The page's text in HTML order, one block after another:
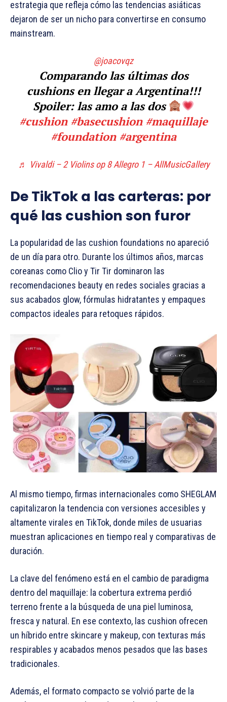
estrategia que refleja cómo las tendencias asiáticas
dejaron de ser un nicho para convertirse en consumo
mainstream.
@joacovqz
Comparando las últimas dos
cushions en llegar a Argentina!!!
Spoiler: las amo a las dos
#cushion #basecushion #maquillaje
#foundation #argentina
♬ Vivaldi – 2 Violins op 8 Allegro 1 – AllMusicGallery
De TikTok a las carteras: por
qué las cushion son furor
La popularidad de las cushion foundations no apareció
de un día para otro. Durante los últimos años, marcas
coreanas como Clio y Tir Tir dominaron las
recomendaciones beauty en redes sociales gracias a
sus acabados glow, fórmulas hidratantes y empaques
compactos ideales para retoques rápidos.
Al mismo tiempo, firmas internacionales como SHEGLAM
capitalizaron la tendencia con versiones accesibles y
altamente virales en TikTok, donde miles de usuarias
muestran aplicaciones en tiempo real y comparativas de
duración.
La clave del fenómeno está en el cambio de paradigma
dentro del maquillaje: la cobertura extrema perdió
terreno frente a la búsqueda de una piel luminosa,
fresca y natural. En ese contexto, las cushion ofrecen
un híbrido entre skincare y makeup, con texturas más
respirables y acabados menos pesados que las bases
tradicionales.
Además, el formato compacto se volvió parte de la